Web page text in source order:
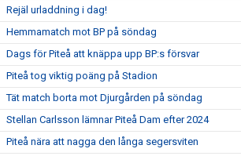
Rejäl urladdning i dag!
Hemmamatch mot BP på söndag
Dags för Piteå att knäppa upp BP:s försvar
Piteå tog viktig poäng på Stadion
Tät match borta mot Djurgården på söndag
Stellan Carlsson lämnar Piteå Dam efter 2024
Piteå nära att nagga den långa segersviten